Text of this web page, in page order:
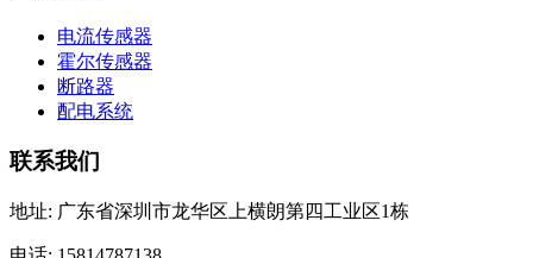
电流传感器
霍尔传感器
断路器
配电系统
联系我们
地址: 广东省深圳市龙华区上横朗第四工业区1栋